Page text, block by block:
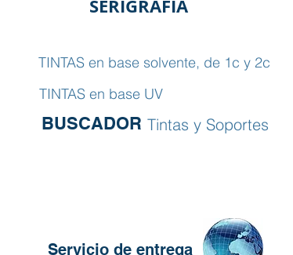
SERIGRAFIA
TINTAS en base solvente, de 1c y 2c
TINTAS en base UV
BUSCADOR Tintas y Soportes
Servicio de entrega